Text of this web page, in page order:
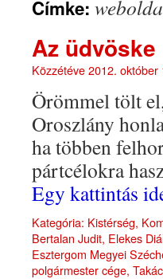
Címke:
Az üdvöske
Közzétéve2012. október
Örömmel tölt
Oroszlány
ha többen
pártcélokra
Egy kattintás
Kategória: Kistérség,
Bertalan Judit, Elekes
Esztergom Megyei
polgármester cége,